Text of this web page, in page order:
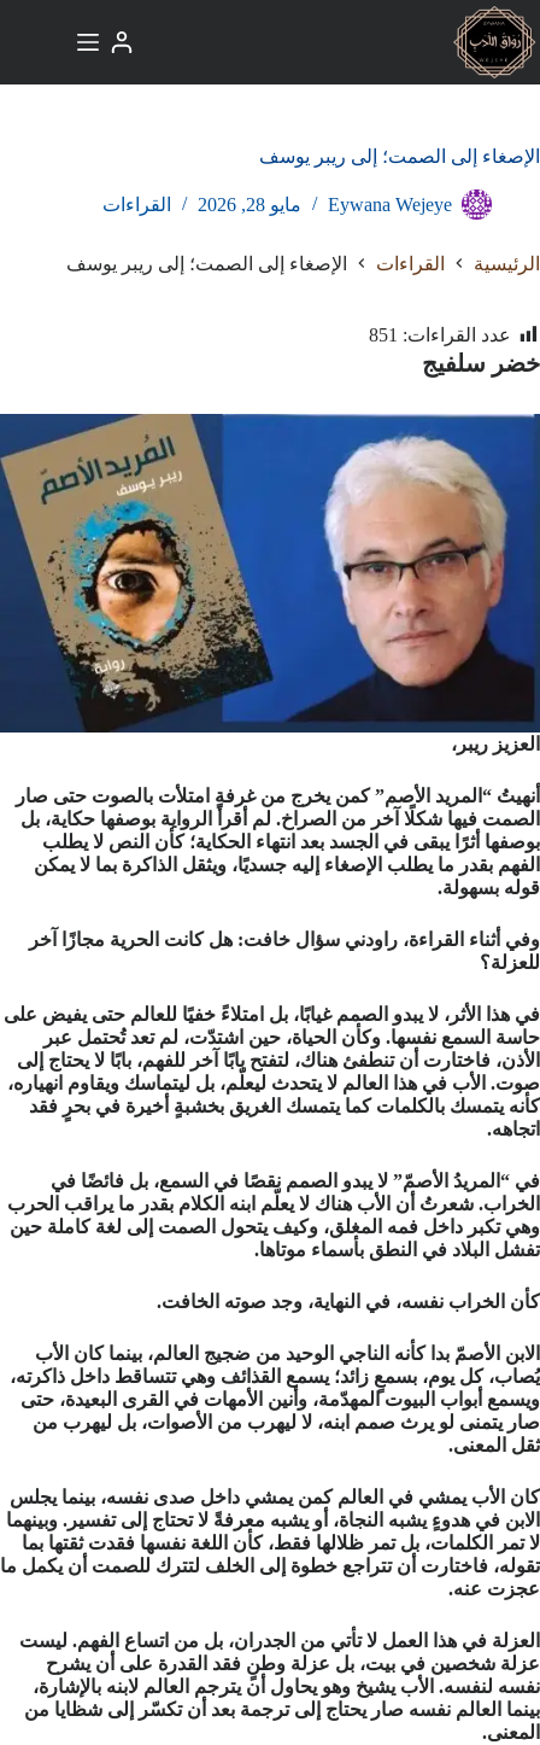
التجاوز
إلى
المحتوى
الإصغاء إلى الصمت؛ إلى ريبر يوسف
Eywana Wejeye مايو 28, 2026 القراءات
الرئيسية القراءات الإصغاء إلى الصمت؛ إلى ريبر يوسف
عدد القراءات: 851
خضر سلفيج
العزيز ريبر،
أنهيتُ “المريد الأصم” كمن يخرج من غرفةٍ امتلأت بالصوت حتى صار
الصمت فيها شكلًا آخر من الصراخ. لم أقرأ الرواية بوصفها حكاية، بل
بوصفها أثرًا يبقى في الجسد بعد انتهاء الحكاية؛ كأن النص لا يطلب
الفهم بقدر ما يطلب الإصغاء إليه جسديًا، ويثقل الذاكرة بما لا يمكن
قوله بسهولة.
وفي أثناء القراءة، راودني سؤال خافت: هل كانت الحرية مجازًا آخر
للعزلة؟
في هذا الأثر، لا يبدو الصمم غيابًا، بل امتلاءً خفيًا للعالم حتى يفيض على
حاسة السمع نفسها. وكأن الحياة، حين اشتدّت، لم تعد تُحتمل عبر
الأذن، فاختارت أن تنطفئ هناك، لتفتح بابًا آخر للفهم، بابًا لا يحتاج إلى
صوت. الأب في هذا العالم لا يتحدث ليعلّم، بل ليتماسك ويقاوم انهياره،
كأنه يتمسك بالكلمات كما يتمسك الغريق بخشبةٍ أخيرة في بحرٍ فقد
اتجاهه.
في “المريدُ الأصمّ” لا يبدو الصمم نقصًا في السمع، بل فائضًا في
الخراب. شعرتُ أن الأب هناك لا يعلّم ابنه الكلام بقدر ما يراقب الحرب
وهي تكبر داخل فمه المغلق، وكيف يتحول الصمت إلى لغة كاملة حين
تفشل البلاد في النطق بأسماء موتاها.
كأن الخراب نفسه، في النهاية، وجد صوته الخافت.
الابن الأصمّ بدا كأنه الناجي الوحيد من ضجيج العالم، بينما كان الأب
يُصاب، كل يوم، بسمعٍ زائد؛ يسمع القذائف وهي تتساقط داخل ذاكرته،
ويسمع أبواب البيوت المهدّمة، وأنين الأمهات في القرى البعيدة، حتى
صار يتمنى لو يرث صمم ابنه، لا ليهرب من الأصوات، بل ليهرب من
ثقل المعنى.
كان الأب يمشي في العالم كمن يمشي داخل صدى نفسه، بينما يجلس
الابن في هدوءٍ يشبه النجاة، أو يشبه معرفةً لا تحتاج إلى تفسير. وبينهما
لا تمر الكلمات، بل تمر ظلالها فقط، كأن اللغة نفسها فقدت ثقتها بما
تقوله، فاختارت أن تتراجع خطوة إلى الخلف لتترك للصمت أن يكمل ما
عجزت عنه.
العزلة في هذا العمل لا تأتي من الجدران، بل من اتساع الفهم. ليست
عزلة شخصين في بيت، بل عزلة وطنٍ فقد القدرة على أن يشرح
نفسه لنفسه. الأب يشيخ وهو يحاول أن يترجم العالم لابنه بالإشارة،
بينما العالم نفسه صار يحتاج إلى ترجمة بعد أن تكسّر إلى شظايا من
المعنى.